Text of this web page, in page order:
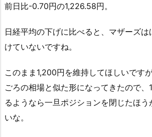
前日比-0.70円の1,226.58円。
日経平均の下げに比べると、マザーズ
けていないですね。
このまま1,200円を維持してほしいです
ごろの相場と似た形になってきたので、
るようなら一旦ポジションを閉じたほ
いな。